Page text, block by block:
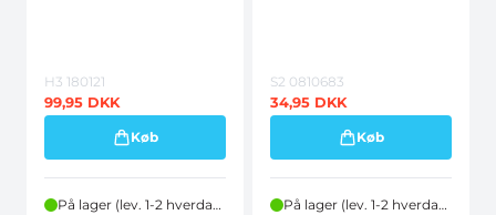
H3 180121
99,95 DKK
Køb
På lager (lev. 1-2 hverdage)
S2 0810683
34,95 DKK
Køb
På lager (lev. 1-2 hverdage)